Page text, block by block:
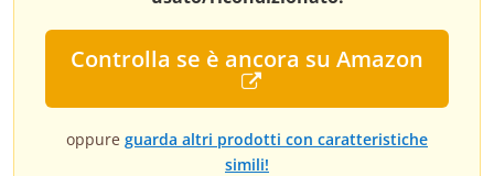
Controlla se è ancora su Amazon
oppure guarda altri prodotti con caratteristiche
simili!